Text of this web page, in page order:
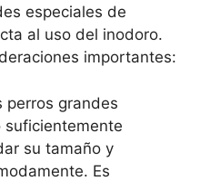
especiales de
al uso del inodoro.
importantes:
perros grandes
suficientemente
su tamaño y
Es